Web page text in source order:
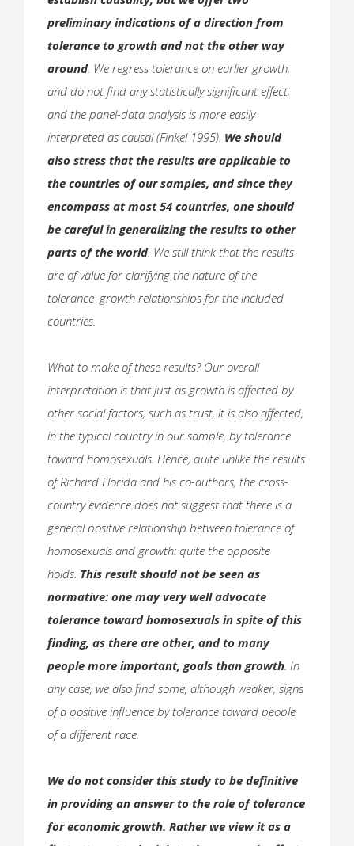
preliminary indications of a direction from
tolerance to growth and not the other way
around. We regress tolerance on earlier growth,
and do not find any statistically significant effect;
and the panel-data analysis is more easily
interpreted as causal (Finkel 1995). We should
also stress that the results are applicable to
the countries of our samples, and since they
encompass at most 54 countries, one should
be careful in generalizing the results to other
parts of the world. We still think that the results
are of value for clarifying the nature of the
tolerance–growth relationships for the included
countries.
What to make of these results? Our overall
interpretation is that just as growth is affected by
other social factors, such as trust, it is also affected,
in the typical country in our sample, by tolerance
toward homosexuals. Hence, quite unlike the results
of Richard Florida and his co-authors, the cross-
country evidence does not suggest that there is a
general positive relationship between tolerance of
homosexuals and growth: quite the opposite
holds. This result should not be seen as
normative: one may very well advocate
tolerance toward homosexuals in spite of this
finding, as there are other, and to many
people more important, goals than growth . In
any case, we also find some, although weaker, signs
of a positive influence by tolerance toward people
of a different race.
We do not consider this study to be definitive
in providing an answer to the role of tolerance
for economic growth. Rather we view it as a